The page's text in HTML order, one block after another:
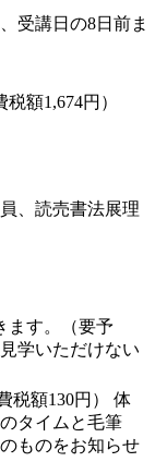
受講日の8日前ま
額1,674円）
、読売書法展理
ます。（要予
学いただけない
税額130円） 体
タイムと毛筆
ものをお知らせ